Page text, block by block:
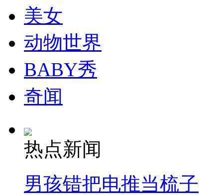
走！跟着总书记去植树
消防员救轻生者 花炮节热闹非凡
司机酒驾遇交警 急速倒车逃窜
美女
动物世界
BABY秀
奇闻
热点新闻
男孩错把电推当梳子